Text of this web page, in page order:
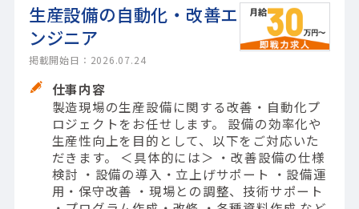
生産設備の自動化・改善エ
ンジニア
掲載開始日：2026.07.24
仕事内容
製造現場の生産設備に関する改善・自動化プ
ロジェクトをお任せします。 設備の効率化や
生産性向上を目的として、以下をご対応いた
だきます。 ＜具体的には＞ ・改善設備の仕様
検討 ・設備の導入・立上げサポート ・設備運
用・保守改善 ・現場との調整、技術サポート